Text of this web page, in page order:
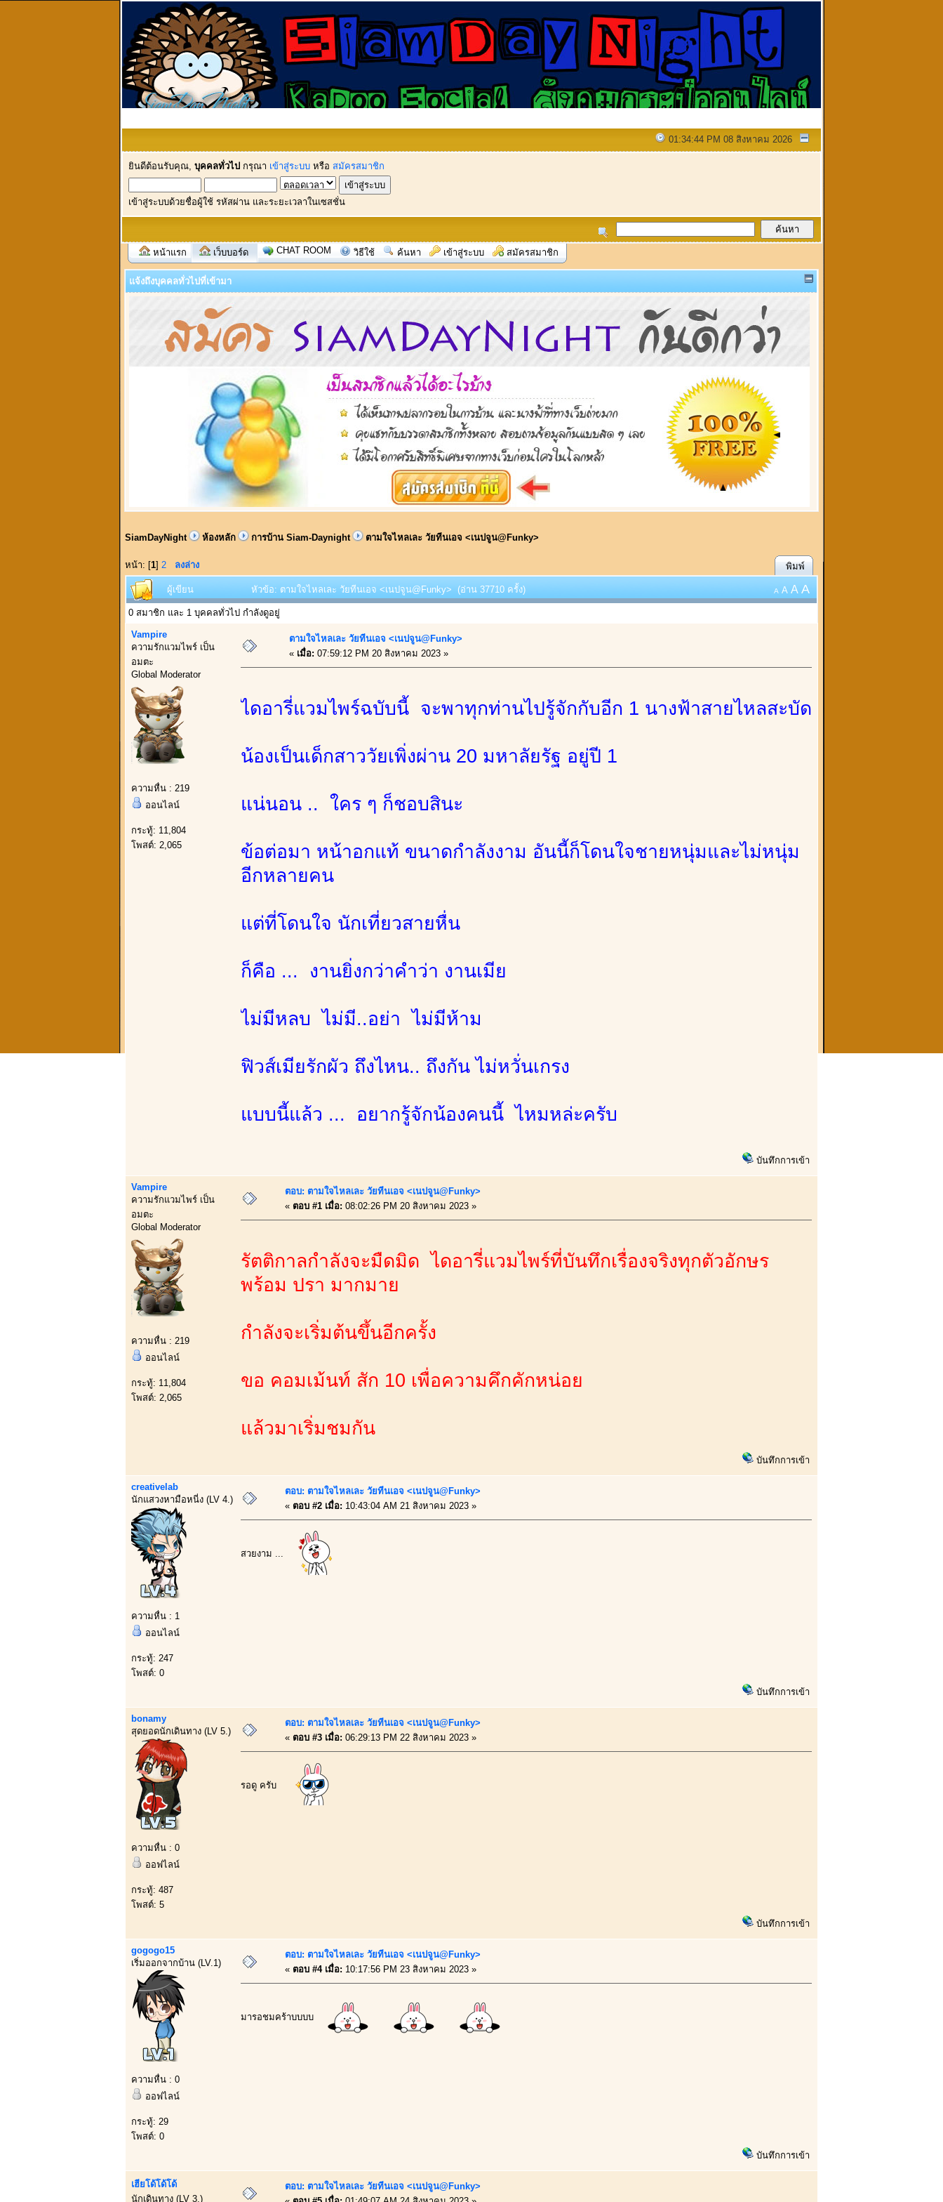
01:34:44 PM 08 สิงหาคม 2026
ยินดีต้อนรับคุณ, บุคคลทั่วไป กรุณา เข้าสู่ระบบ หรือ สมัครสมาชิก
เข้าสู่ระบบด้วยชื่อผู้ใช้ รหัสผ่าน และระยะเวลาในเซสชั่น
หน้าแรก เว็บบอร์ด CHAT ROOM วิธีใช้ ค้นหา เข้าสู่ระบบ สมัครสมาชิก
แจ้งถึงบุคคลทั่วไปที่เข้ามา
SiamDayNight ห้องหลัก การบ้าน Siam-Daynight ตามใจไหลเละ วัยทีนเอจ <เนปจูน@Funky>
หน้า: [1] 2 ลงล่าง พิมพ์
ผู้เขียน หัวข้อ: ตามใจไหลเละ วัยทีนเอจ <เนปจูน@Funky> (อ่าน 37710 ครั้ง) A A A A
0 สมาชิก และ 1 บุคคลทั่วไป กำลังดูอยู่
Vampire
ความรักแวมไพร์ เป็น
อมตะ
Global Moderator
ความหื่น : 219
ออนไลน์
กระทู้: 11,804
โพสต์: 2,065
ตามใจไหลเละ วัยทีนเอจ <เนปจูน@Funky>
« เมื่อ: 07:59:12 PM 20 สิงหาคม 2023 »
ไดอารี่แวมไพร์ฉบับนี้ จะพาทุกท่านไปรู้จักกับอีก 1 นางฟ้าสายไหลสะบัด
น้องเป็นเด็กสาววัยเพิ่งผ่าน 20 มหาลัยรัฐ อยู่ปี 1
แน่นอน .. ใคร ๆ ก็ชอบสินะ
ข้อต่อมา หน้าอกแท้ ขนาดกำลังงาม อันนี้ก็โดนใจชายหนุ่มและไม่หนุ่ม
อีกหลายคน
แต่ที่โดนใจ นักเที่ยวสายหื่น
ก็คือ ... งานยิ่งกว่าคำว่า งานเมีย
ไม่มีหลบ ไม่มี..อย่า ไม่มีห้าม
ฟิวส์เมียรักผัว ถึงไหน.. ถึงกัน ไม่หวั่นเกรง
แบบนี้แล้ว ... อยากรู้จักน้องคนนี้ ไหมหล่ะครับ
บันทึกการเข้า
Vampire
ความรักแวมไพร์ เป็น
อมตะ
Global Moderator
ความหื่น : 219
ออนไลน์
กระทู้: 11,804
โพสต์: 2,065
ตอบ: ตามใจไหลเละ วัยทีนเอจ <เนปจูน@Funky>
« ตอบ #1 เมื่อ: 08:02:26 PM 20 สิงหาคม 2023 »
รัตติกาลกำลังจะมืดมิด ไดอารี่แวมไพร์ที่บันทึกเรื่องจริงทุกตัวอักษร
พร้อม ปรา มากมาย
กำลังจะเริ่มต้นขึ้นอีกครั้ง
ขอ คอมเม้นท์ สัก 10 เพื่อความคึกคักหน่อย
แล้วมาเริ่มชมกัน
บันทึกการเข้า
creativelab
นักแสวงหามือหนี่ง (LV 4.)
ความหื่น : 1
ออนไลน์
กระทู้: 247
โพสต์: 0
ตอบ: ตามใจไหลเละ วัยทีนเอจ <เนปจูน@Funky>
« ตอบ #2 เมื่อ: 10:43:04 AM 21 สิงหาคม 2023 »
สวยงาม ...
บันทึกการเข้า
bonamy
สุดยอดนักเดินทาง (LV 5.)
ความหื่น : 0
ออฟไลน์
กระทู้: 487
โพสต์: 5
ตอบ: ตามใจไหลเละ วัยทีนเอจ <เนปจูน@Funky>
« ตอบ #3 เมื่อ: 06:29:13 PM 22 สิงหาคม 2023 »
รอดู ครับ
บันทึกการเข้า
gogogo15
เริ่มออกจากบ้าน (LV.1)
ความหื่น : 0
ออฟไลน์
กระทู้: 29
โพสต์: 0
ตอบ: ตามใจไหลเละ วัยทีนเอจ <เนปจูน@Funky>
« ตอบ #4 เมื่อ: 10:17:56 PM 23 สิงหาคม 2023 »
มารอชมคร้าบบบบ
บันทึกการเข้า
เฮียโด้โด้โด้
นักเดินทาง (LV 3.)
ตอบ: ตามใจไหลเละ วัยทีนเอจ <เนปจูน@Funky>